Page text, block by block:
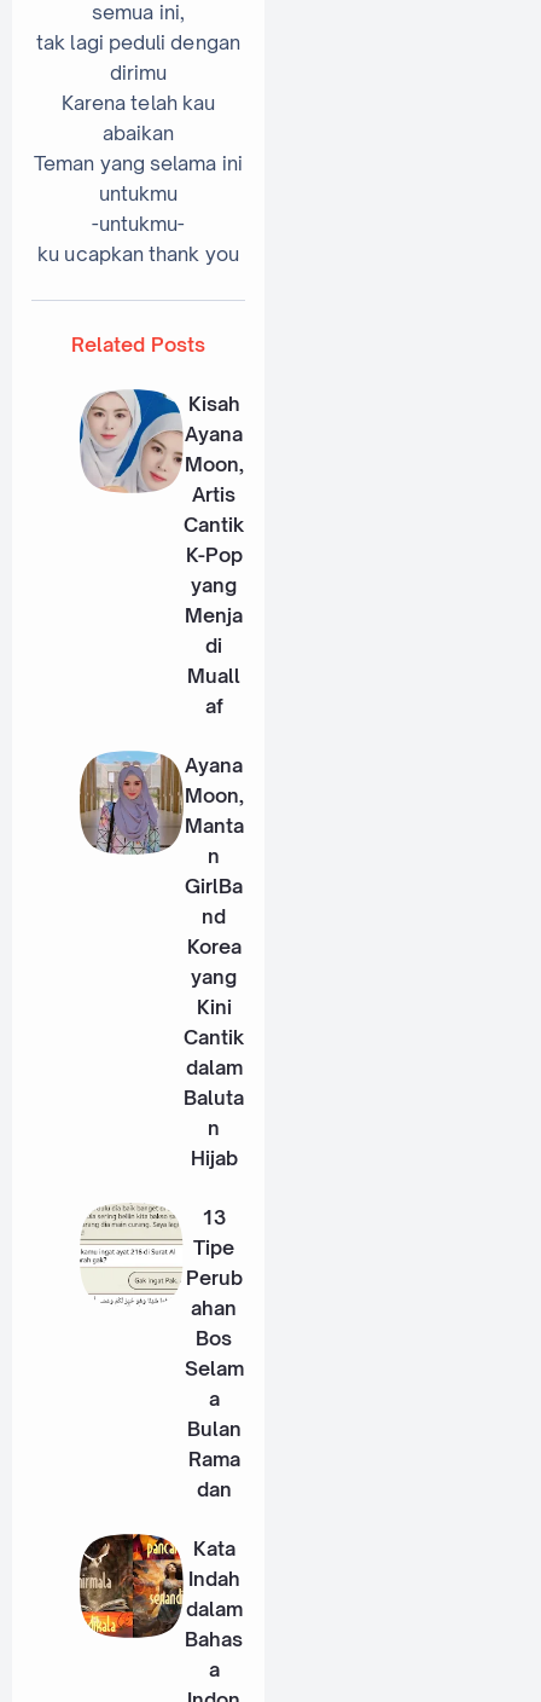
semua ini,
tak lagi peduli dengan
dirimu
Karena telah kau
abaikan
Teman yang selama ini
untukmu
-untukmu-
ku ucapkan thank you
Related Posts
Kisah
Ayana
Moon,
Artis
Cantik
K-Pop
yang
Menja
di
Muall
af
Ayana
Moon,
Manta
n
GirlBa
nd
Korea
yang
Kini
Cantik
dalam
Baluta
n
Hijab
13
Tipe
Perub
ahan
Bos
Selam
a
Bulan
Rama
dan
Kata
Indah
dalam
Bahas
a